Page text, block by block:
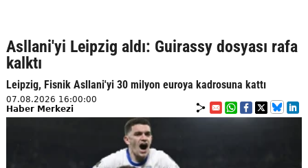
Asllani'yi Leipzig aldı: Guirassy dosyası rafa
kalktı
Leipzig, Fisnik Asllani'yi 30 milyon euroya kadrosuna kattı
07.08.2026 16:00:00
Haber Merkezi